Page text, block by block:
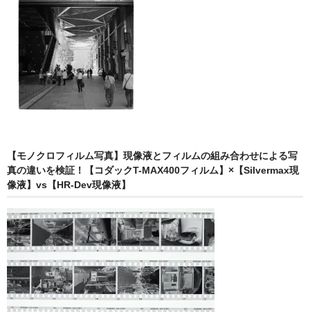
【モノクロフィルム写真】現像液とフィルムの組み合わせによる写
真の違いを検証！【コダックT-MAX400フィルム】×【Silvermax現
像液】vs【HR-Dev現像液】